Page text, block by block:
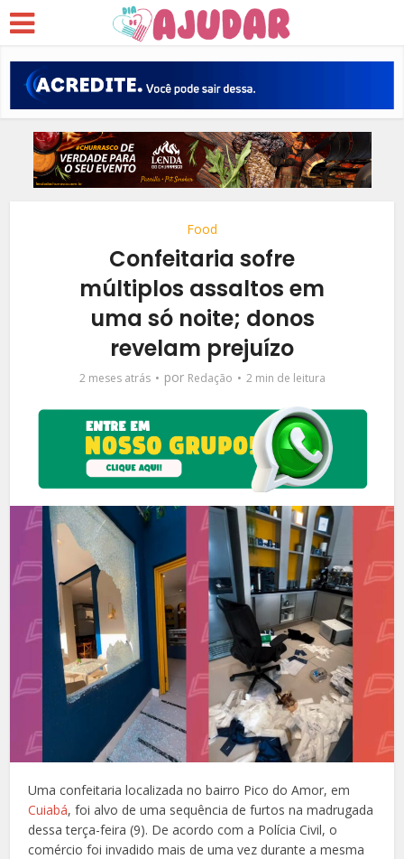
Food
Confeitaria sofre
múltiplos assaltos em
uma só noite; donos
revelam prejuízo
2 meses atrás por Redação 2 min de leitura
Uma confeitaria localizada no bairro Pico do Amor, em
Cuiabá, foi alvo de uma sequência de furtos na madrugada
dessa terça-feira (9). De acordo com a Polícia Civil, o
comércio foi invadido mais de uma vez durante a mesma